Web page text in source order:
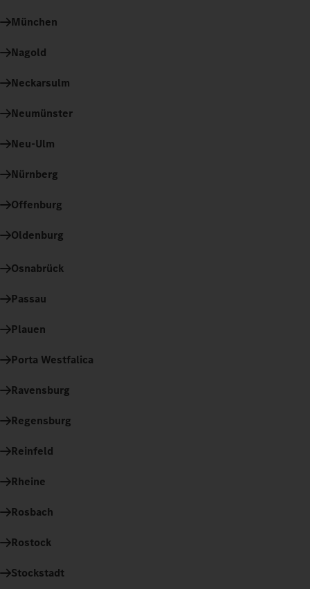
München
Nagold
Neckarsulm
Neumünster
Neu-Ulm
Nürnberg
Offenburg
Oldenburg
Osnabrück
Passau
Plauen
Porta Westfalica
Ravensburg
Regensburg
Reinfeld
Rheine
Rosbach
Rostock
Stockstadt